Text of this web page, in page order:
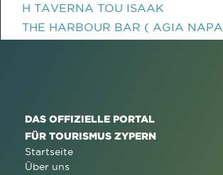
H TAVERNA TOU ISAAK
THE HARBOUR BAR ( AGIA
DAS OFFIZIELLE PORTAL
FÜR TOURISMUS ZYPERN
Startseite
Über uns